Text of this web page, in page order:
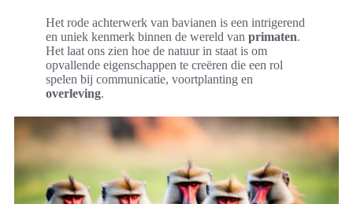
Het rode achterwerk van bavianen is een intrigerend
en uniek kenmerk binnen de wereld van primaten.
Het laat ons zien hoe de natuur in staat is om
opvallende eigenschappen te creëren die een rol
spelen bij communicatie, voortplanting en
overleving.